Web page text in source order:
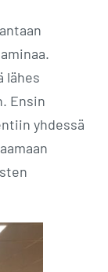
lähes
Ensin
yhdessä